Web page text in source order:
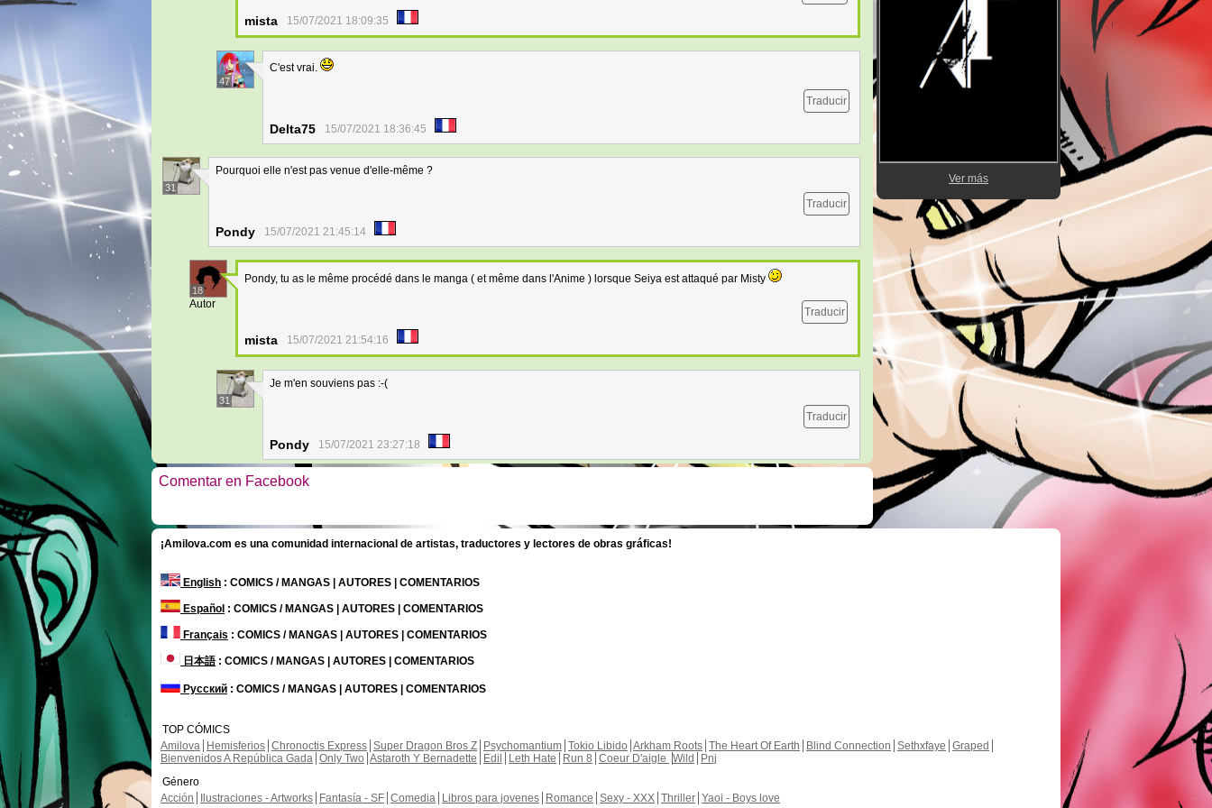
mista 15/07/2021 18:09:35
47
C'est vrai.
Traducir
Delta75 15/07/2021 18:36:45
31
Pourquoi elle n'est pas venue d'elle-même ?
Traducir
Pondy 15/07/2021 21:45:14
18
Autor
Pondy, tu as le même procédé dans le manga ( et même dans l'Anime ) lorsque Seiya est attaqué par Misty
Traducir
mista 15/07/2021 21:54:16
31
Je m'en souviens pas :-(
Traducir
Pondy 15/07/2021 23:27:18
Comentar en Facebook
Ver más
¡Amilova.com es una comunidad internacional de artistas, traductores y lectores de obras gráficas!
English : COMICS / MANGAS | AUTORES | COMENTARIOS
Español : COMICS / MANGAS | AUTORES | COMENTARIOS
Français : COMICS / MANGAS | AUTORES | COMENTARIOS
日本語: COMICS / MANGAS | AUTORES | COMENTARIOS
Русский : COMICS / MANGAS | AUTORES | COMENTARIOS
TOP CÓMICS
Amilova
Hemisferios Chronoctis Express Super Dragon Bros Z Psychomantium Tokio Libido Arkham Roots The Heart Of Earth Blind Connection Sethxfaye Graped
Bienvenidos A República Gada Only Two Astaroth Y Bernadette Edil Leth Hate Run 8 Coeur D'aigle Wild
Pnj
Género
Acción
Ilustraciones - Artworks Fantasía - SF Comedia Libros para jovenes Romance Sexy - XXX Thriller Yaoi - Boys love